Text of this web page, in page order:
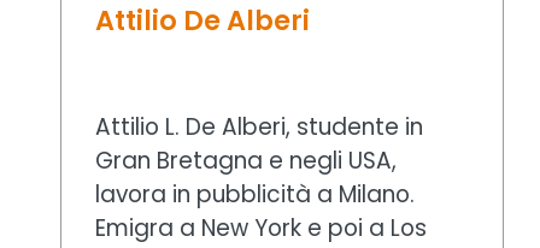
Attilio De Alberi
Attilio L. De Alberi, studente in
Gran Bretagna e negli USA,
lavora in pubblicità a Milano.
Emigra a New York e poi a Los